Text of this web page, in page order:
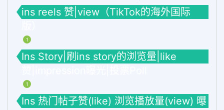
ins reels 赞|view（TikTok的海外国际
1
Ins Story|刷ins story的浏览量|like
1
Ins 热门帖子赞(like) 浏览播放量(view) 曝